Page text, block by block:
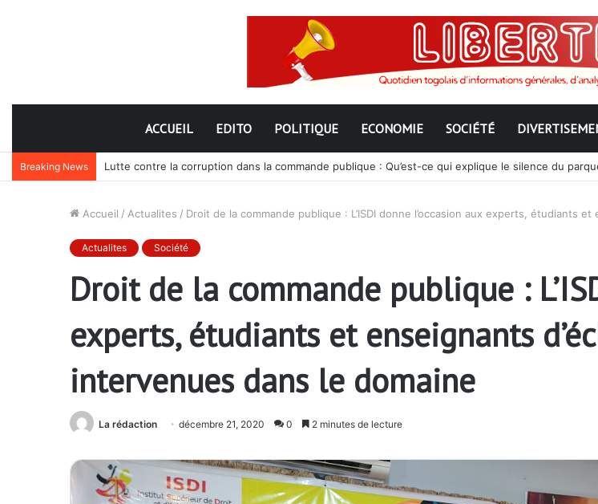
ACCUEIL EDITO POLITIQUE ECONOMIE SOCIÉTÉ
Breaking News Lutte contre la corruption dans la commande publique : Qu’est-ce qui explique le silence du
Accueil / Actualites / Droit de la commande publique : L’ISDI donne l’occasion aux experts, étudiants
Actualites Société
Droit de la commande publique :
experts, étudiants et enseignants
intervenues dans le domaine
La rédaction décembre 21, 2020 0 2 minutes de lecture